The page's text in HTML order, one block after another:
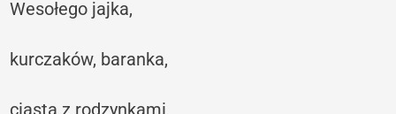
Wesołego jajka,
kurczaków, baranka,
ciasta z rodzynkami,